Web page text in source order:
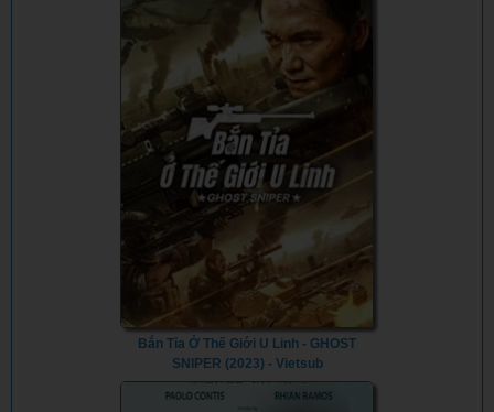
with Low-Level Spells (2024) - Vietsub
Bắn Tỉa Ở Thế Giới U Linh - GHOST
SNIPER (2023) - Vietsub